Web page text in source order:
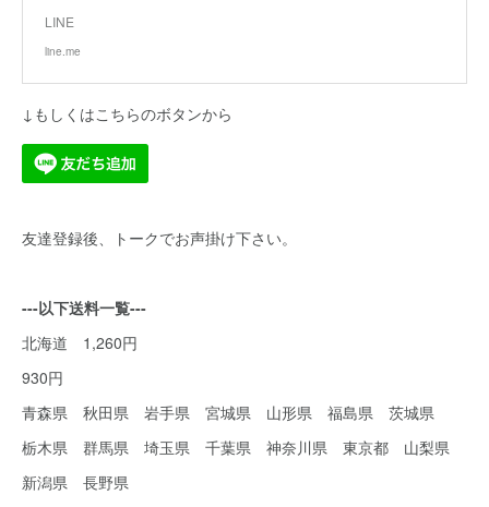
LINE
line.me
↓もしくはこちらのボタンから
友達登録後、トークでお声掛け下さい。
---以下送料一覧---
北海道 1,260円
930円
青森県 秋田県 岩手県 宮城県 山形県 福島県 茨城県
栃木県 群馬県 埼玉県 千葉県 神奈川県 東京都 山梨県
新潟県 長野県